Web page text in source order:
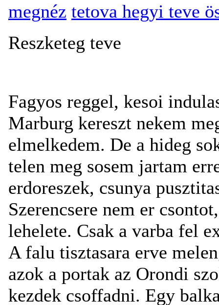
megnéz tetova hegyi teve
Reszketeg teve
Fagyos reggel, kesoi
Marburg kereszt nekem
elmelkedem. De a hideg
telen meg sosem jartam
erdoreszek, csunya
Szerencsere nem er
lehelete. Csak a varba fel
A falu tisztasara erve
azok a portak az Orondi
kezdek csoffadni. Egy